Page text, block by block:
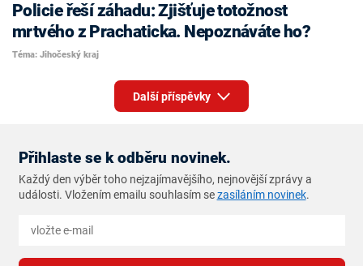
Policie řeší záhadu: Zjišťuje totožnost
mrtvého z Prachaticka. Nepoznáváte ho?
Téma: Jihočeský kraj
Další příspěvky
Přihlaste se k odběru novinek.
Každý den výběr toho nejzajímavějšího, nejnovější zprávy a
události. Vložením emailu souhlasím sezasíláním novinek.